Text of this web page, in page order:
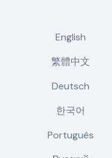
English
繁體中文
Deutsch
한국어
Português